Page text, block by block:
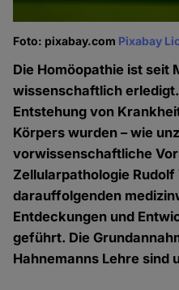
Foto: pixabay.com Pixabay
Die Homöopathie ist seit
wissenschaftlich
Entstehung von
Körpers wurden – wie
vorwissenschaftliche
Zellularpathologie
darauffolgenden
Entdeckungen und
geführt. Die
Hahnemanns Lehre sind